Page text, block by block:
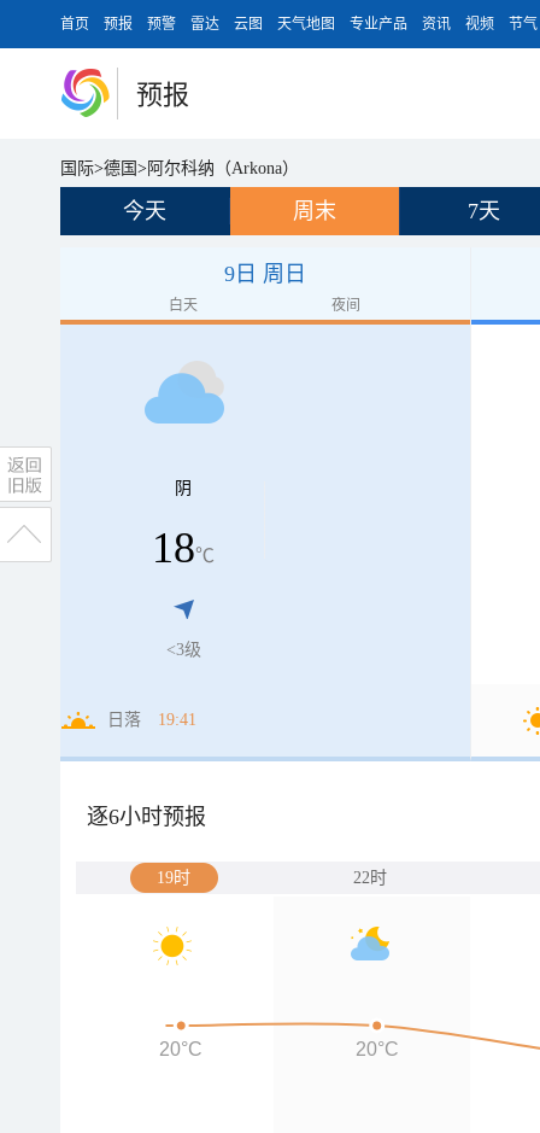
首页 预报 预警 雷达 云图 天气地图 专业产品 资讯 视频 节气
预报
国际>德国 > 阿尔科纳（Arkona）
今天 周末 7天
9日 周日
白天 夜间
阴
18℃
<3级
日落 19:41
逐6小时预报
19时 22时
20°C 20°C